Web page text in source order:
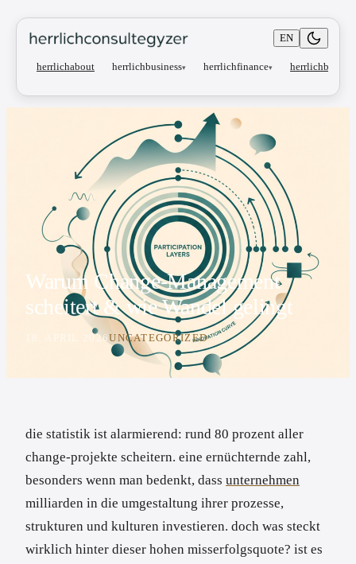
herrlichabout herrlichbusiness▾ herrlichfinance▾ herrlichblog
EN
Warum Change-Management
scheitert & wie Wandel gelingt
18. APRIL 2026UNCATEGORIZED
die statistik ist alarmierend: rund 80 prozent aller
change-projekte scheitern. eine ernüchternde zahl,
besonders wenn man bedenkt, dass unternehmen
milliarden in die umgestaltung ihrer prozesse,
strukturen und kulturen investieren. doch was steckt
wirklich hinter dieser hohen misserfolgsquote? ist es